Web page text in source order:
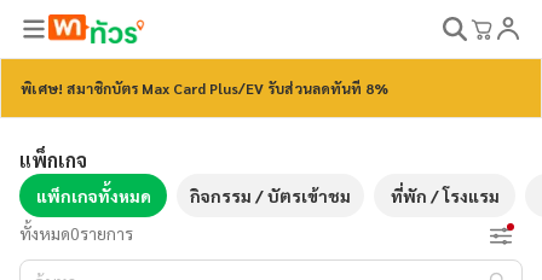
พิเศษ! สมาชิกบัตร Max Card Plus/EV รับส่วนลดทันที 8%
แพ็กเกจ
แพ็กเกจทั้งหมด กิจกรรม / บัตรเข้าชม
ที่พัก / โรงแรม
ทั้งหมด0รายการ